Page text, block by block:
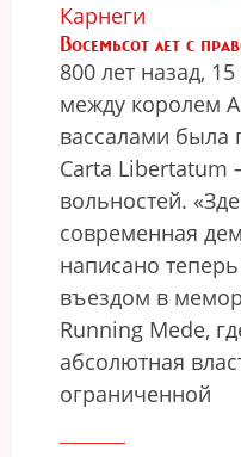
Карнеги
Восемьсот лет с
800 лет назад,
между королем
вассалами была
Carta Libertatum
вольностей.
современная
написано
въездом в
Running Mede,
абсолютная
ограниченной